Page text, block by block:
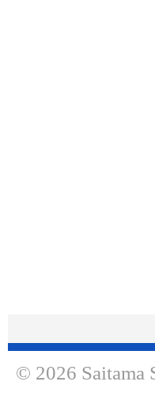
© 2026 Saitama